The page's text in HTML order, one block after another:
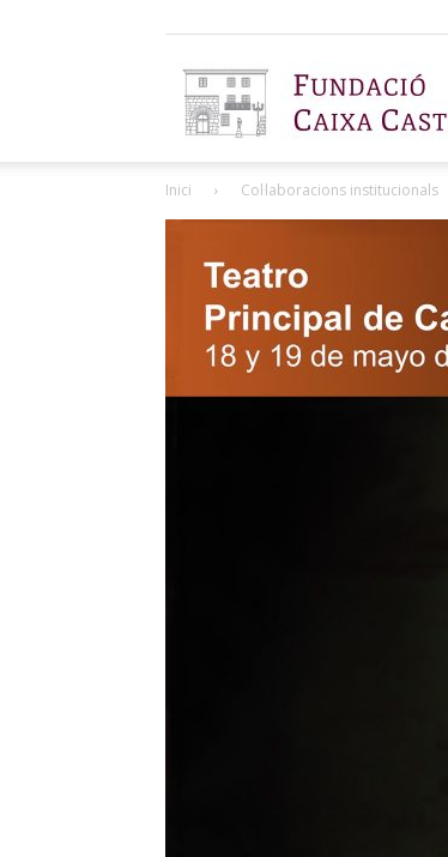
Inici Col·laboracions institucionals